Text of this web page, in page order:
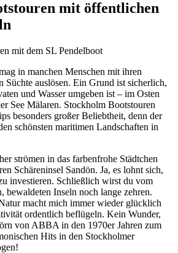
mit öffentlichen
in manchen Menschen mit ihren
Süchte auslösen. Ein Grund ist sicherlich,
und Wasser umgeben ist – im Osten
See Mälaren. Stockholm Bootstouren
besonders großer Beliebtheit, denn der
schönsten maritimen Landschaften in
strömen in das farbenfrohe Städtchen
Schäreninsel Sandön. Ja, es lohnt sich,
investieren. Schließlich wirst du vom
bewaldeten Inseln noch lange zehren.
macht mich immer wieder glücklich
ordentlich beflügeln. Kein Wunder,
von ABBA in den 1970er Jahren zum
Hits in den Stockholmer